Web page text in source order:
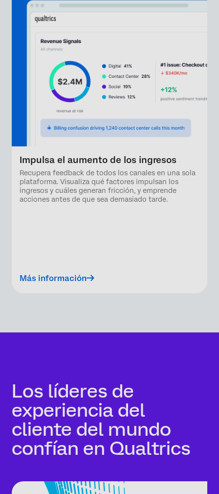
Impulsa el aumento de los ingresos
Recupera feedback de todos los canales en una sola
plataforma. Visualiza qué factores impulsan los
ingresos y cuáles generan fricción, y emprende
acciones antes de que sea demasiado tarde.
Más información
Los líderes de
experiencia del
cliente del mundo
confían en Qualtrics